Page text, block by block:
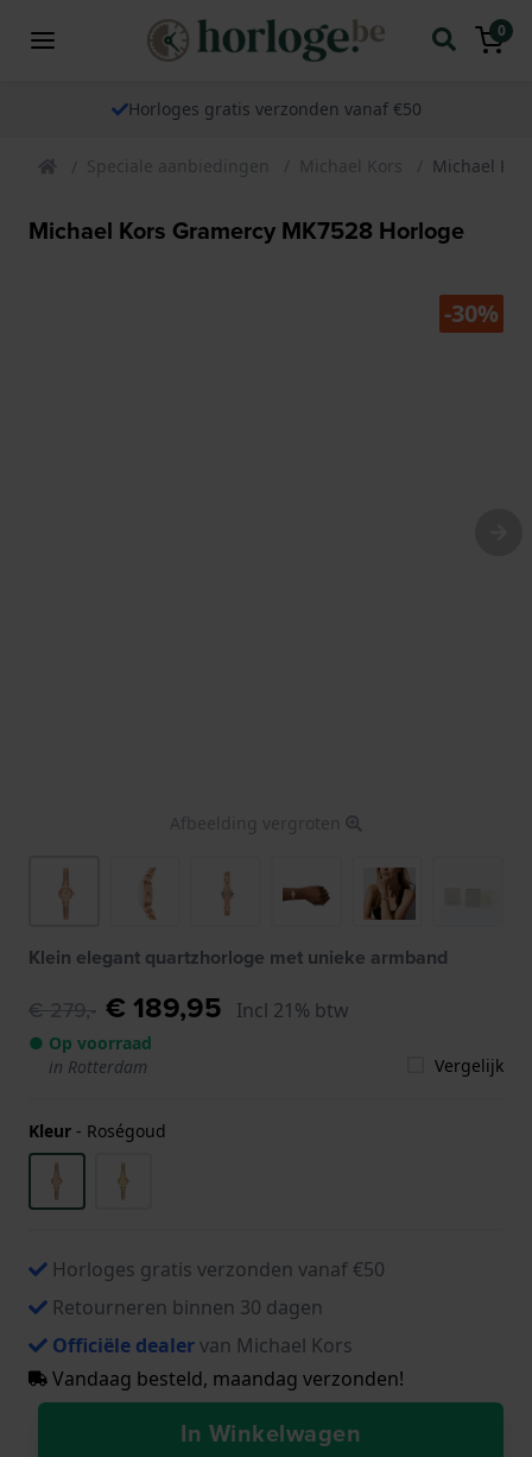
0
Horloges gratis verzonden vanaf €50
Speciale aanbiedingen Michael Kors Michael
Michael Kors Gramercy MK7528 Horloge
-30%
Afbeelding vergroten
Klein elegant quartzhorloge met unieke armband
€ 279,- € 189,95 Incl 21% btw
● Op voorraad
in Rotterdam
Vergelijk
Kleur - Roségoud
Horloges gratis verzonden vanaf €50
Retourneren binnen 30 dagen
Officiële dealervan Michael Kors
Vandaag besteld, maandag verzonden!
In Winkelwagen